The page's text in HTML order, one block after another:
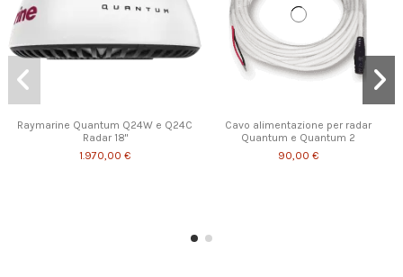
Raymarine Quantum Q24W e Q24C
Radar 18"
1.970,00 €
Cavo alimentazione per radar
Quantum e Quantum 2
90,00 €